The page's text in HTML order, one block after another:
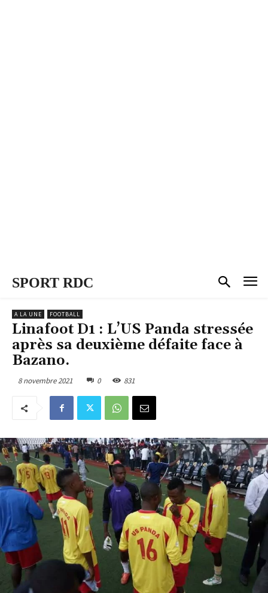
SPORT RDC
A LA UNE FOOTBALL
Linafoot D1 : L’US Panda stressée
après sa deuxième défaite face à
Bazano.
8 novembre 2021 0 831